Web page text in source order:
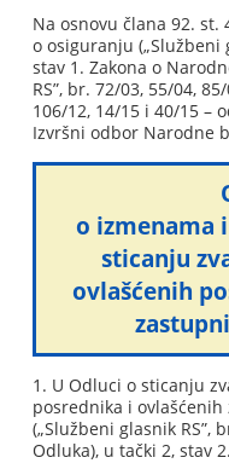
Na osnovu člana 92. st.
o osiguranju („Službeni
stav 1. Zakona o
RS”, br. 72/03, 55/04,
106/12, 14/15 i 40/15 –
Izvršni odbor Narodne
o izmenama
sticanju
ovlašćenih
1. U Odluci o sticanju
posrednika i
(„Službeni glasnik RS”,
Odluka), u tački 2, stav